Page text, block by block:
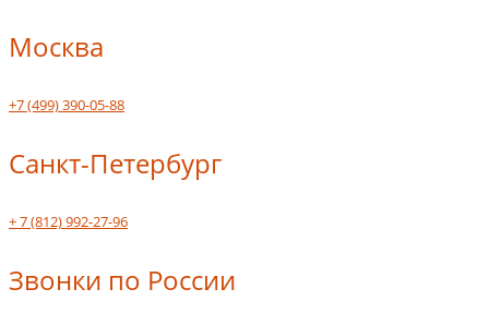
Москва
+7 (499) 390-05-88
Санкт-Петербург
+ 7 (812) 992-27-96
Звонки по России